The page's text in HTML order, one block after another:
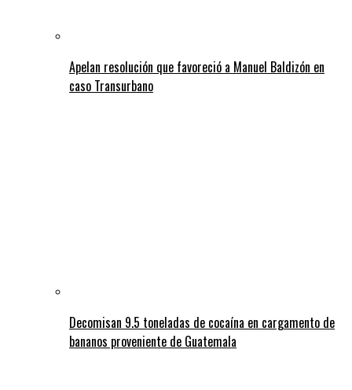
Apelan resolución que favoreció a Manuel Baldizón en
caso Transurbano
Decomisan 9.5 toneladas de cocaína en cargamento de
bananos proveniente de Guatemala